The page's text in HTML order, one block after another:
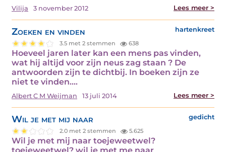
Vilija 3 november 2012 Lees meer >
Zoeken en vinden hartenkreet
3.5 met 2 stemmen 638
Hoeveel jaren later kan een mens pas vinden,
wat hij altijd voor zijn neus zag staan ? De
antwoorden zijn te dichtbij. In boeken zijn ze
niet te vinden.…
Albert C M Weijman 13 juli 2014 Lees meer >
Wil je met mij naar gedicht
2.0 met 2 stemmen 5.625
Wil je met mij naar toejeweetwel?
toejeweetwel? wil je met me naar